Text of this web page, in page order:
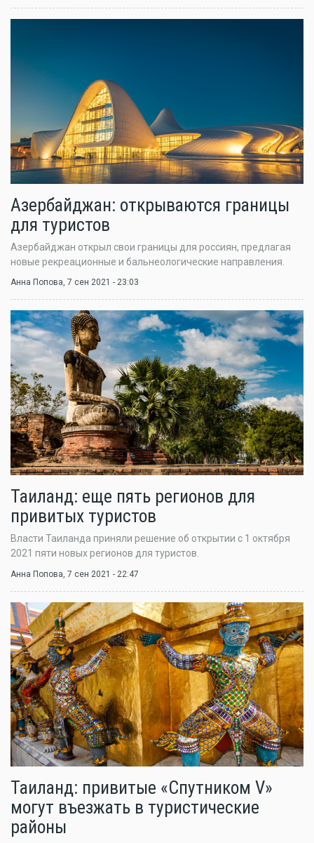
Азербайджан: открываются границы
для туристов
Азербайджан открыл свои границы для россиян, предлагая
новые рекреационные и бальнеологические направления.
Анна Попова, 7 сен 2021 - 23:03
Таиланд: еще пять регионов для
привитых туристов
Власти Таиланда приняли решение об открытии с 1 октября
2021 пяти новых регионов для туристов.
Анна Попова , 7 сен 2021 - 22:47
Таиланд: привитые «Спутником V»
могут въезжать в туристические
районы